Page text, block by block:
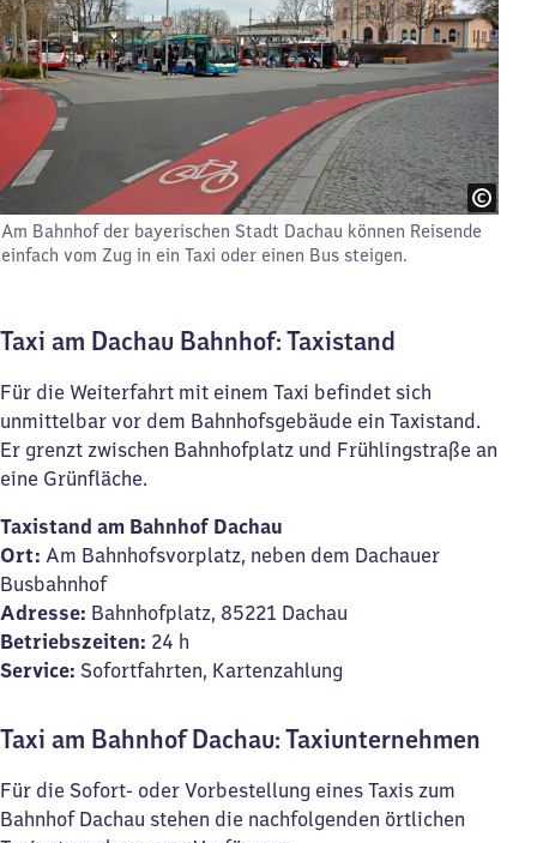
Am Bahnhof der bayerischen Stadt Dachau können Reisende
einfach vom Zug in ein Taxi oder einen Bus steigen.
Taxi am Dachau Bahnhof: Taxistand
Für die Weiterfahrt mit einem Taxi befindet sich
unmittelbar vor dem Bahnhofsgebäude ein Taxistand.
Er grenzt zwischen Bahnhofplatz und Frühlingstraße an
eine Grünfläche.
Taxistand am Bahnhof Dachau
Ort: Am Bahnhofsvorplatz, neben dem Dachauer
Busbahnhof
Adresse: Bahnhofplatz, 85221 Dachau
Betriebszeiten: 24 h
Service: Sofortfahrten, Kartenzahlung
Taxi am Bahnhof Dachau: Taxiunternehmen
Für die Sofort- oder Vorbestellung eines Taxis zum
Bahnhof Dachau stehen die nachfolgenden örtlichen